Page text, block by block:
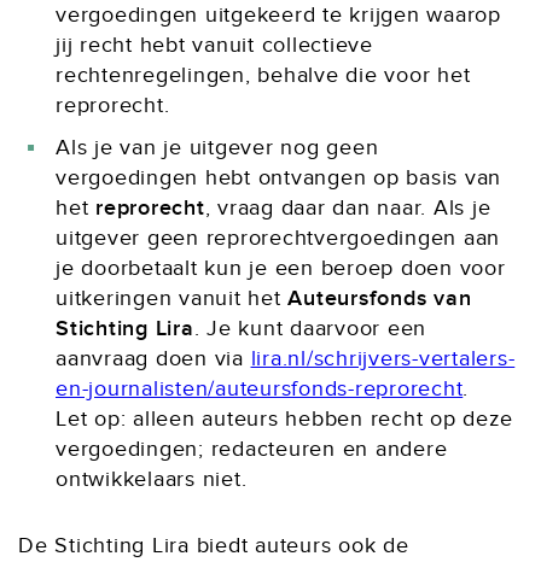
vergoedingen uitgekeerd te krijgen waarop
jij recht hebt vanuit collectieve
rechtenregelingen, behalve die voor het
reprorecht.
Als je van je uitgever nog geen
vergoedingen hebt ontvangen op basis van
het reprorecht, vraag daar dan naar. Als je
uitgever geen reprorechtvergoedingen aan
je doorbetaalt kun je een beroep doen voor
uitkeringen vanuit hetAuteursfonds van
Stichting Lira. Je kunt daarvoor een
aanvraag doen via lira.nl/schrijvers-vertalers-
en-journalisten/auteursfonds-reprorecht.
Let op: alleen auteurs hebben recht op deze
vergoedingen; redacteuren en andere
ontwikkelaars niet.
De Stichting Lira biedt auteurs ook de